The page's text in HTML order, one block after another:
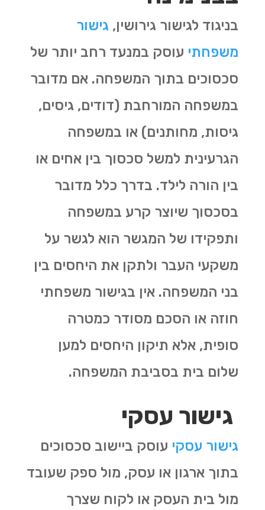
בניגוד לגישור גירושין, גישור
משפחתי עוסק במנעד רחב יותר של
סכסוכים בתוך המשפחה. אם מדובר
במשפחה המורחבת (דודים, גיסים,
גיסות, מחותנים) או במשפחה
הגרעינית למשל סכסוך בין אחים או
בין הורה לילד. בדרך כלל מדובר
בסכסוך שיוצר קרע במשפחה
ותפקידו של המגשר הוא לגשר על
משקעי העבר ולתקן את היחסים בין
בני המשפחה. אין בגישור משפחתי
חוזה או הסכם מסודר כמטרה
סופית, אלא תיקון היחסים למען
שלום בית בסביבת המשפחה.
גישור עסקי
גישור עסקי עוסק ביישוב סכסוכים
בתוך ארגון או עסק, מול ספק שעובד
מול בית העסק או לקוח שצרך